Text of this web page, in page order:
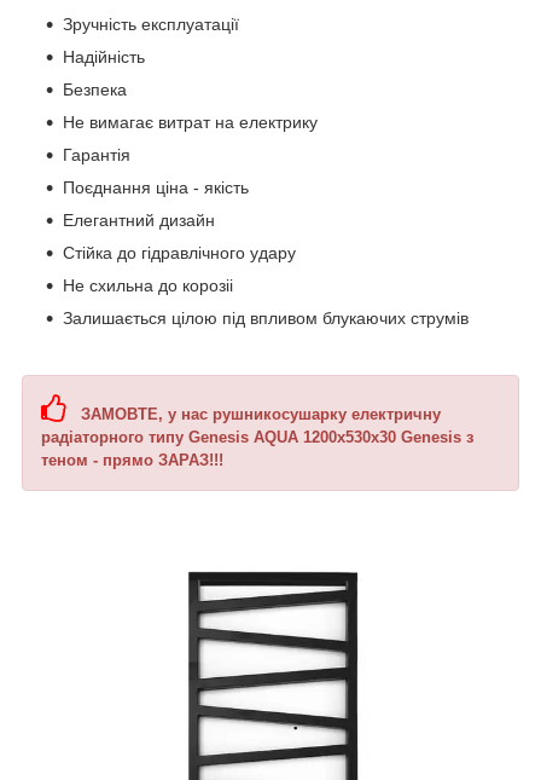
Зручність експлуатації
Надійність
Безпека
Не вимагає витрат на електрику
Гарантія
Поєднання ціна - якість
Елегантний дизайн
Стійка до гідравлічного удару
Не схильна до корозіі
Залишається цілою під впливом блукаючих струмів
ЗАМОВТЕ, у нас рушникосушарку електричну
радіаторного типу Genesis AQUA 1200х530х30 Genesis з
теном - прямо ЗАРАЗ!!!